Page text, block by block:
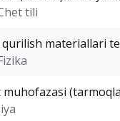
tili
materiallari